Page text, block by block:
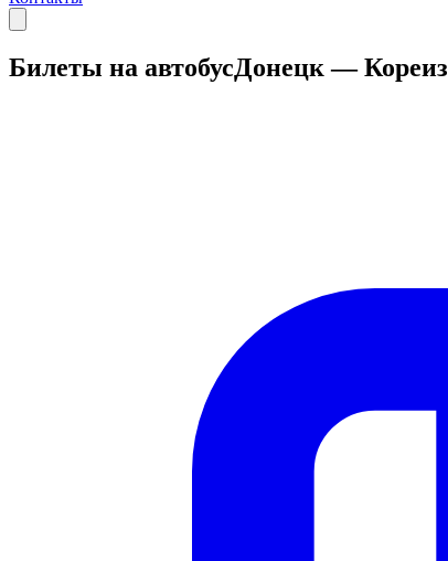
Билеты на автобусДонецк — Кореиз